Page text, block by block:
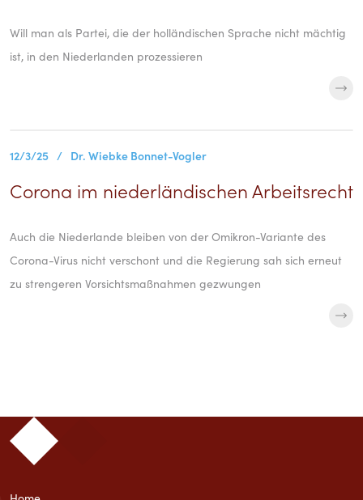
Will man als Partei, die der holländischen Sprache nicht mächtig
ist, in den Niederlanden prozessieren
12/3/25 / Dr. Wiebke Bonnet-Vogler
Corona im niederländischen Arbeitsrecht
Auch die Niederlande bleiben von der Omikron-Variante des
Corona-Virus nicht verschont und die Regierung sah sich erneut
zu strengeren Vorsichtsmaßnahmen gezwungen